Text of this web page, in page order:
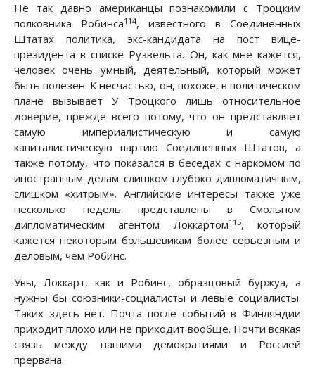
Не так давно американцы познакомили с Троцким
полковника Робинса114, известного в Соединенных
Штатах политика, экс-кандидата на пост вице-
президента в списке Рузвельта. Он, как мне кажется,
человек очень умный, деятельный, который может
быть полезен. К несчастью, он, похоже, в политическом
плане вызывает У Троцкого лишь относительное
доверие, прежде всего потому, что он представляет
самую империалистическую и самую
капиталистическую партию Соединенных Штатов, а
также потому, что показался в беседах с наркомом по
иностранным делам слишком глубоко дипломатичным,
слишком «хитрым». Английские интересы также уже
несколько недель представлены в Смольном
дипломатическим агентом Локкартом115, который
кажется некоторым большевикам более серьезным и
деловым, чем Робинс.
Увы, Локкарт, как и Робинс, образцовый буржуа, а
нужны бы союзники-социалисты и левые социалисты.
Таких здесь нет. Почта после событий в Финляндии
приходит плохо или не приходит вообще. Почти всякая
связь между нашими демократиями и Россией
прервана.